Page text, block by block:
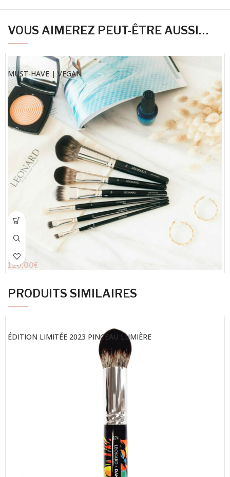
VOUS AIMEREZ PEUT-ÊTRE AUSSI…
MUST-HAVE | VEGAN
120,00€
PRODUITS SIMILAIRES
ÉDITION LIMITÉE 2023 PINCEAU LUMIÈRE